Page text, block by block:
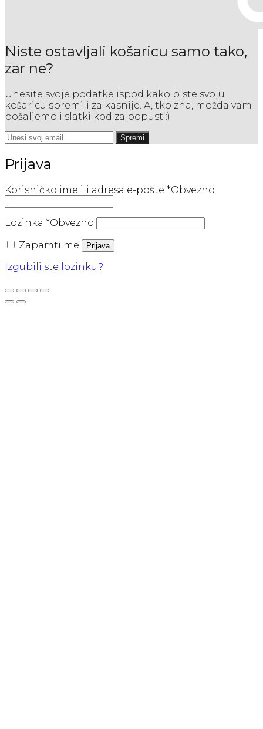
Niste ostavljali košaricu samo tako,
zar ne?
Unesite svoje podatke ispod kako biste svoju
košaricu spremili za kasnije. A, tko zna, možda vam
pošaljemo i slatki kod za popust :)
Spremi
Prijava
Korisničko ime ili adresa e-pošte *Obvezno
Lozinka *Obvezno
Zapamti me
Prijava
Izgubili ste lozinku?